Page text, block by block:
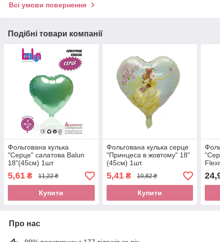
Всі умови повернення
Подібні товари компанії
Фольгована кулька
"Серце" салатова Balun
18"(45см) 1шт
5,61 ₴ 11,22 ₴
Купити
Фольгована кулька серце
"Принцеса в жовтому" 18"
(45см) 1шт.
5,41₴ 10,82 ₴
Купити
Про нас